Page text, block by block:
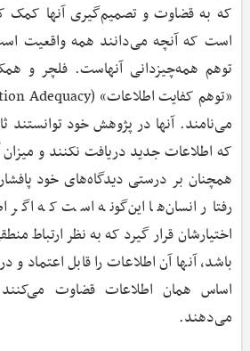
که به قضاوت و تصمیم‌گیری آنها
است که آنچه می‌دانند همه واقعیت
توهم همه‌چیزدانی آنهاست. فلچر و
می‌نامند. آنها در پژوهش خود توانستند
که اطلاعات جدید دریافت نکنند و
همچنان بر درستی دیدگاه‌های خود
رفتار انسان‌ها این‌گونه است که اگر
اختیارشان قرار گیرد که به نظر ارتباط
باشد، آنها آن اطلاعات را قابل اعتماد
اساس همان اطلاعات قضاوت می‌کنند
می‌دهند.